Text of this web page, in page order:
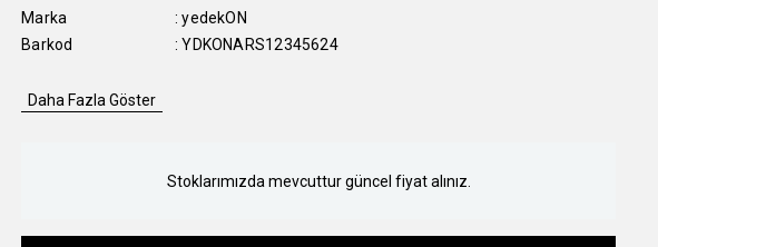
Marka : yedekON
Barkod
: YDKONARS12345624
Daha Fazla Göster
Stoklarımızda mevcuttur güncel fiyat alınız.